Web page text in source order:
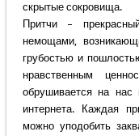
скрытые сокровища.
Притчи –
немощами,
грубостью и
нравственным
обрушивается на нас
интернета. Каждая
можно уподобить